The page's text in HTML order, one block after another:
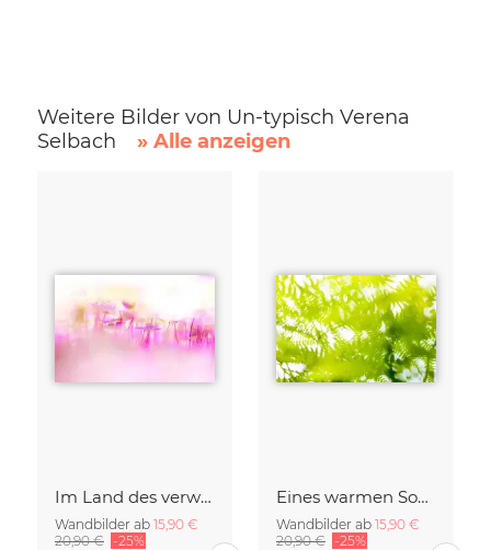
Weitere Bilder von Un-typisch Verena
Selbach
» Alle anzeigen
Im Land des verwunschenen Glücksklees
Wandbilder ab 15,90 €
20,90 € -25%
Eines warmen Sommertages im Wald
Wandbilder ab 15,90 €
20,90 € -25%